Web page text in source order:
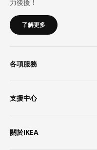
力後援！
了解更多
各項服務
支援中心
關於IKEA